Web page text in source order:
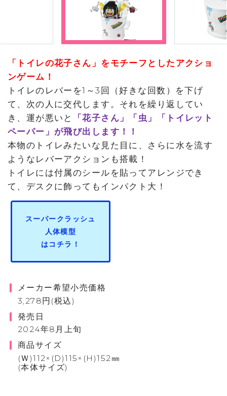
「トイレの花子さん」をモチーフとしたアクショ
ンゲーム！
トイレのレバーを1～3回（好きな回数）を下げ
て、次の人に交代します。それを繰り返してい
き、運が悪いと
「花子さん」「虫」「トイレット
ペーパー」が飛び出します！！
本物のトイレみたいな見た目に、さらに水を流す
ようなレバーアクションも搭載！
トイレには付属のシールを貼ってアレンジでき
て、デスクに飾ってもインパクト大！
メーカー希望小売価格
3,278円(税込)
発売日
2024年8月上旬
商品サイズ
(Ｗ)112×(D)115×(H)152㎜
(本体サイズ)
スーパークラッシュ
人体模型
はコチラ！